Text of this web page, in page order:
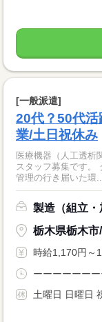
[一般派遣]
20代？50代活
業/土日祝休み
医療機器（人工透析
スタッフ募集です。
管理の行き届いた環...
製造（組立・
栃木県栃木市
時給1,170円～
ーーーーーー
土曜日 日曜日